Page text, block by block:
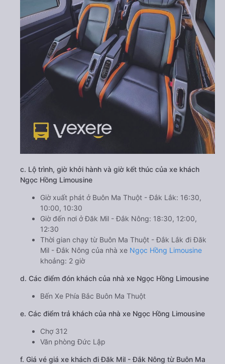
c. Lộ trình, giờ khởi hành và giờ kết thúc của xe khách
Ngọc Hồng Limousine
Giờ xuất phát ở Buôn Ma Thuột - Đắk Lắk: 16:30,
10:00, 10:30
Giờ đến nơi ở Đăk Mil - Đắk Nông: 18:30, 12:00,
12:30
Thời gian chạy từ Buôn Ma Thuột - Đắk Lắk đi Đăk
Mil - Đắk Nông của nhà xe Ngọc Hồng Limousine
khoảng: 2 giờ
d. Các điểm đón khách của nhà xe Ngọc Hồng Limousine
Bến Xe Phía Bắc Buôn Ma Thuột
e. Các điểm trả khách của nhà xe Ngọc Hồng Limousine
Chợ 312
Văn phòng Đức Lập
f. Giá vé giá xe khách đi Đăk Mil - Đắk Nông từ Buôn Ma